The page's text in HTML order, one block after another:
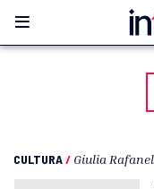
CULTURA/ Giulia